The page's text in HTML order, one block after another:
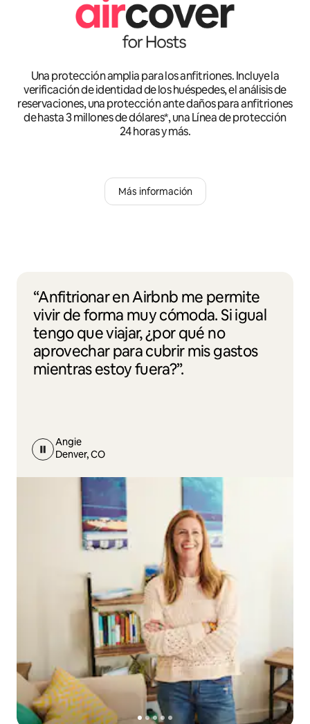
Una protección amplia para los anfitriones. Incluye la
verificación de identidad de los huéspedes, el análisis de
reservaciones, una protección ante daños para anfitriones
de hasta 3 millones de dólares*, una Línea de protección
24 horas y más.
Más información
“Anfitrionar en Airbnb me permite
vivir de forma muy cómoda. Si igual
tengo que viajar, ¿por qué no
aprovechar para cubrir mis gastos
mientras estoy fuera?”.
Angie
Denver, CO